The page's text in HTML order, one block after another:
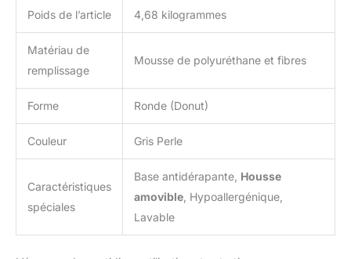
FRANCAISE 🟦⬜🟥One
PETS-TOP est fabricants
pour chiens depuis 2017
le panier pour chien
grande taille DODO
abouti, nous mettons
d'animalerie pour vos
animaux adorés. Notre
qualité supérieure est
maintenant reconnue par
Poids de l’article 4,68 kilogrammes
Matériau de
remplissage
Mousse de polyuréthane et fibres
Forme Ronde (Donut)
Couleur Gris Perle
Caractéristiques
spéciales
Base antidérapante, Housse
amovible , Hypoallergénique,
Lavable